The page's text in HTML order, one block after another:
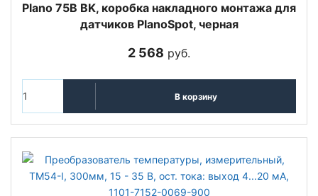
Plano 75B BK, коробка накладного монтажа для
датчиков PlanoSpot, черная
2 568 руб.
В корзину